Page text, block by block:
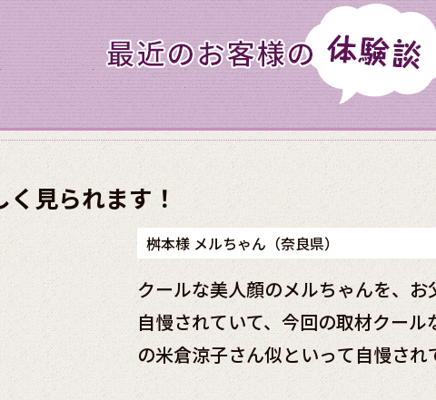
見られます！
桝本様 メルちゃん（奈良県）
クールな美人顔のメルちゃんを、
自慢されていて、今回の取材クー
の米倉涼子さん似といって自慢さ
を、お父さんは女優の米倉涼子さ